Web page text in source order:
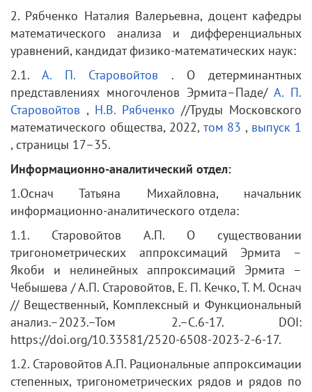
2. Рябченко Наталия Валерьевна, доцент кафедры
математического анализа и дифференциальных
уравнений, кандидат физико-математических наук:
2.1. А. П. Старовойтов . О детерминантных
представлениях многочленов Эрмита–Паде/ А. П.
Старовойтов ,Н.В. Рябченко //Труды Московского
математического общества, 2022, том 83 ,выпуск 1
, страницы 17–35.
Информационно-аналитический отдел:
1.Оснач Татьяна Михайловна, начальник
информационно-аналитического отдела:
1.1. Старовойтов А.П. О существовании
тригонометрических аппроксимаций Эрмита –
Якоби и нелинейных аппроксимаций Эрмита –
Чебышева / А.П. Старовойтов, Е. П. Кечко, Т. М. Оснач
// Вещественный, Комплексный и Функциональный
анализ.–2023.–Том 2.–С.6-17. DOI:
https://doi.org/10.33581/2520-6508-2023-2-6-17.
1.2. Старовойтов А.П. Рациональные аппроксимации
степенных, тригонометрических рядов и рядов по